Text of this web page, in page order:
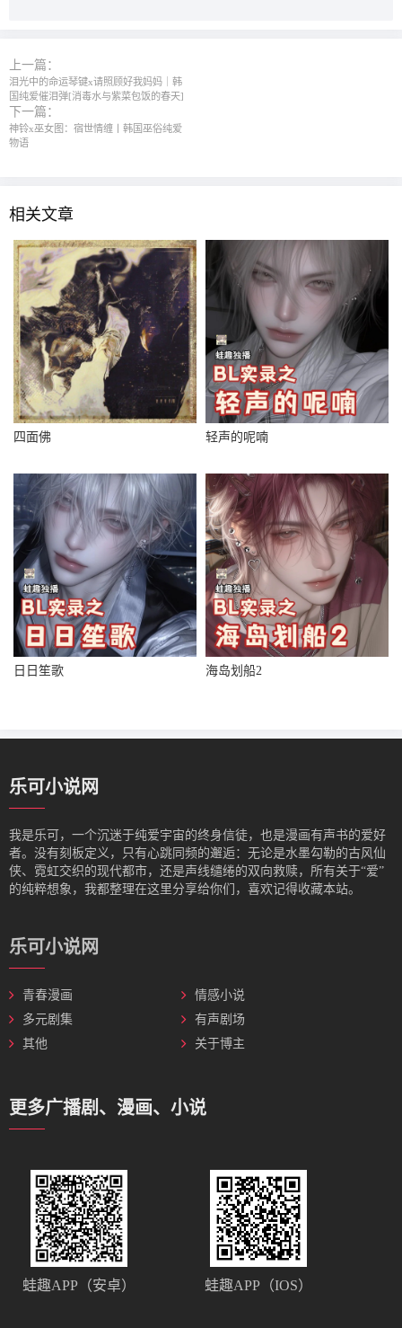
上一篇：
泪光中的命运琴键x请照顾好我妈妈｜韩
国纯爱催泪弹[消毒水与紫菜包饭的春天]
下一篇：
神铃x巫女图：宿世情缠丨韩国巫俗纯爱
物语
相关文章
四面佛 轻声的呢喃
日日笙歌 海岛划船2
乐可小说网
我是‌乐可，一个沉迷于纯爱宇宙的终身信徒，也是漫画有声书的爱好
者。没有刻板定义，只有心跳同频的邂逅：无论是水墨勾勒的古风仙
侠、霓虹交织的现代都市，还是声线缱绻的双向救赎，所有关于“爱”
的纯粹想象，我都整理在这里分享给你们，喜欢记得收藏本站。
乐可小说网
青春漫画
情感小说
多元剧集
有声剧场
其他
关于博主
更多广播剧、漫画、小说
蛙趣APP（安卓） 蛙趣APP（IOS）